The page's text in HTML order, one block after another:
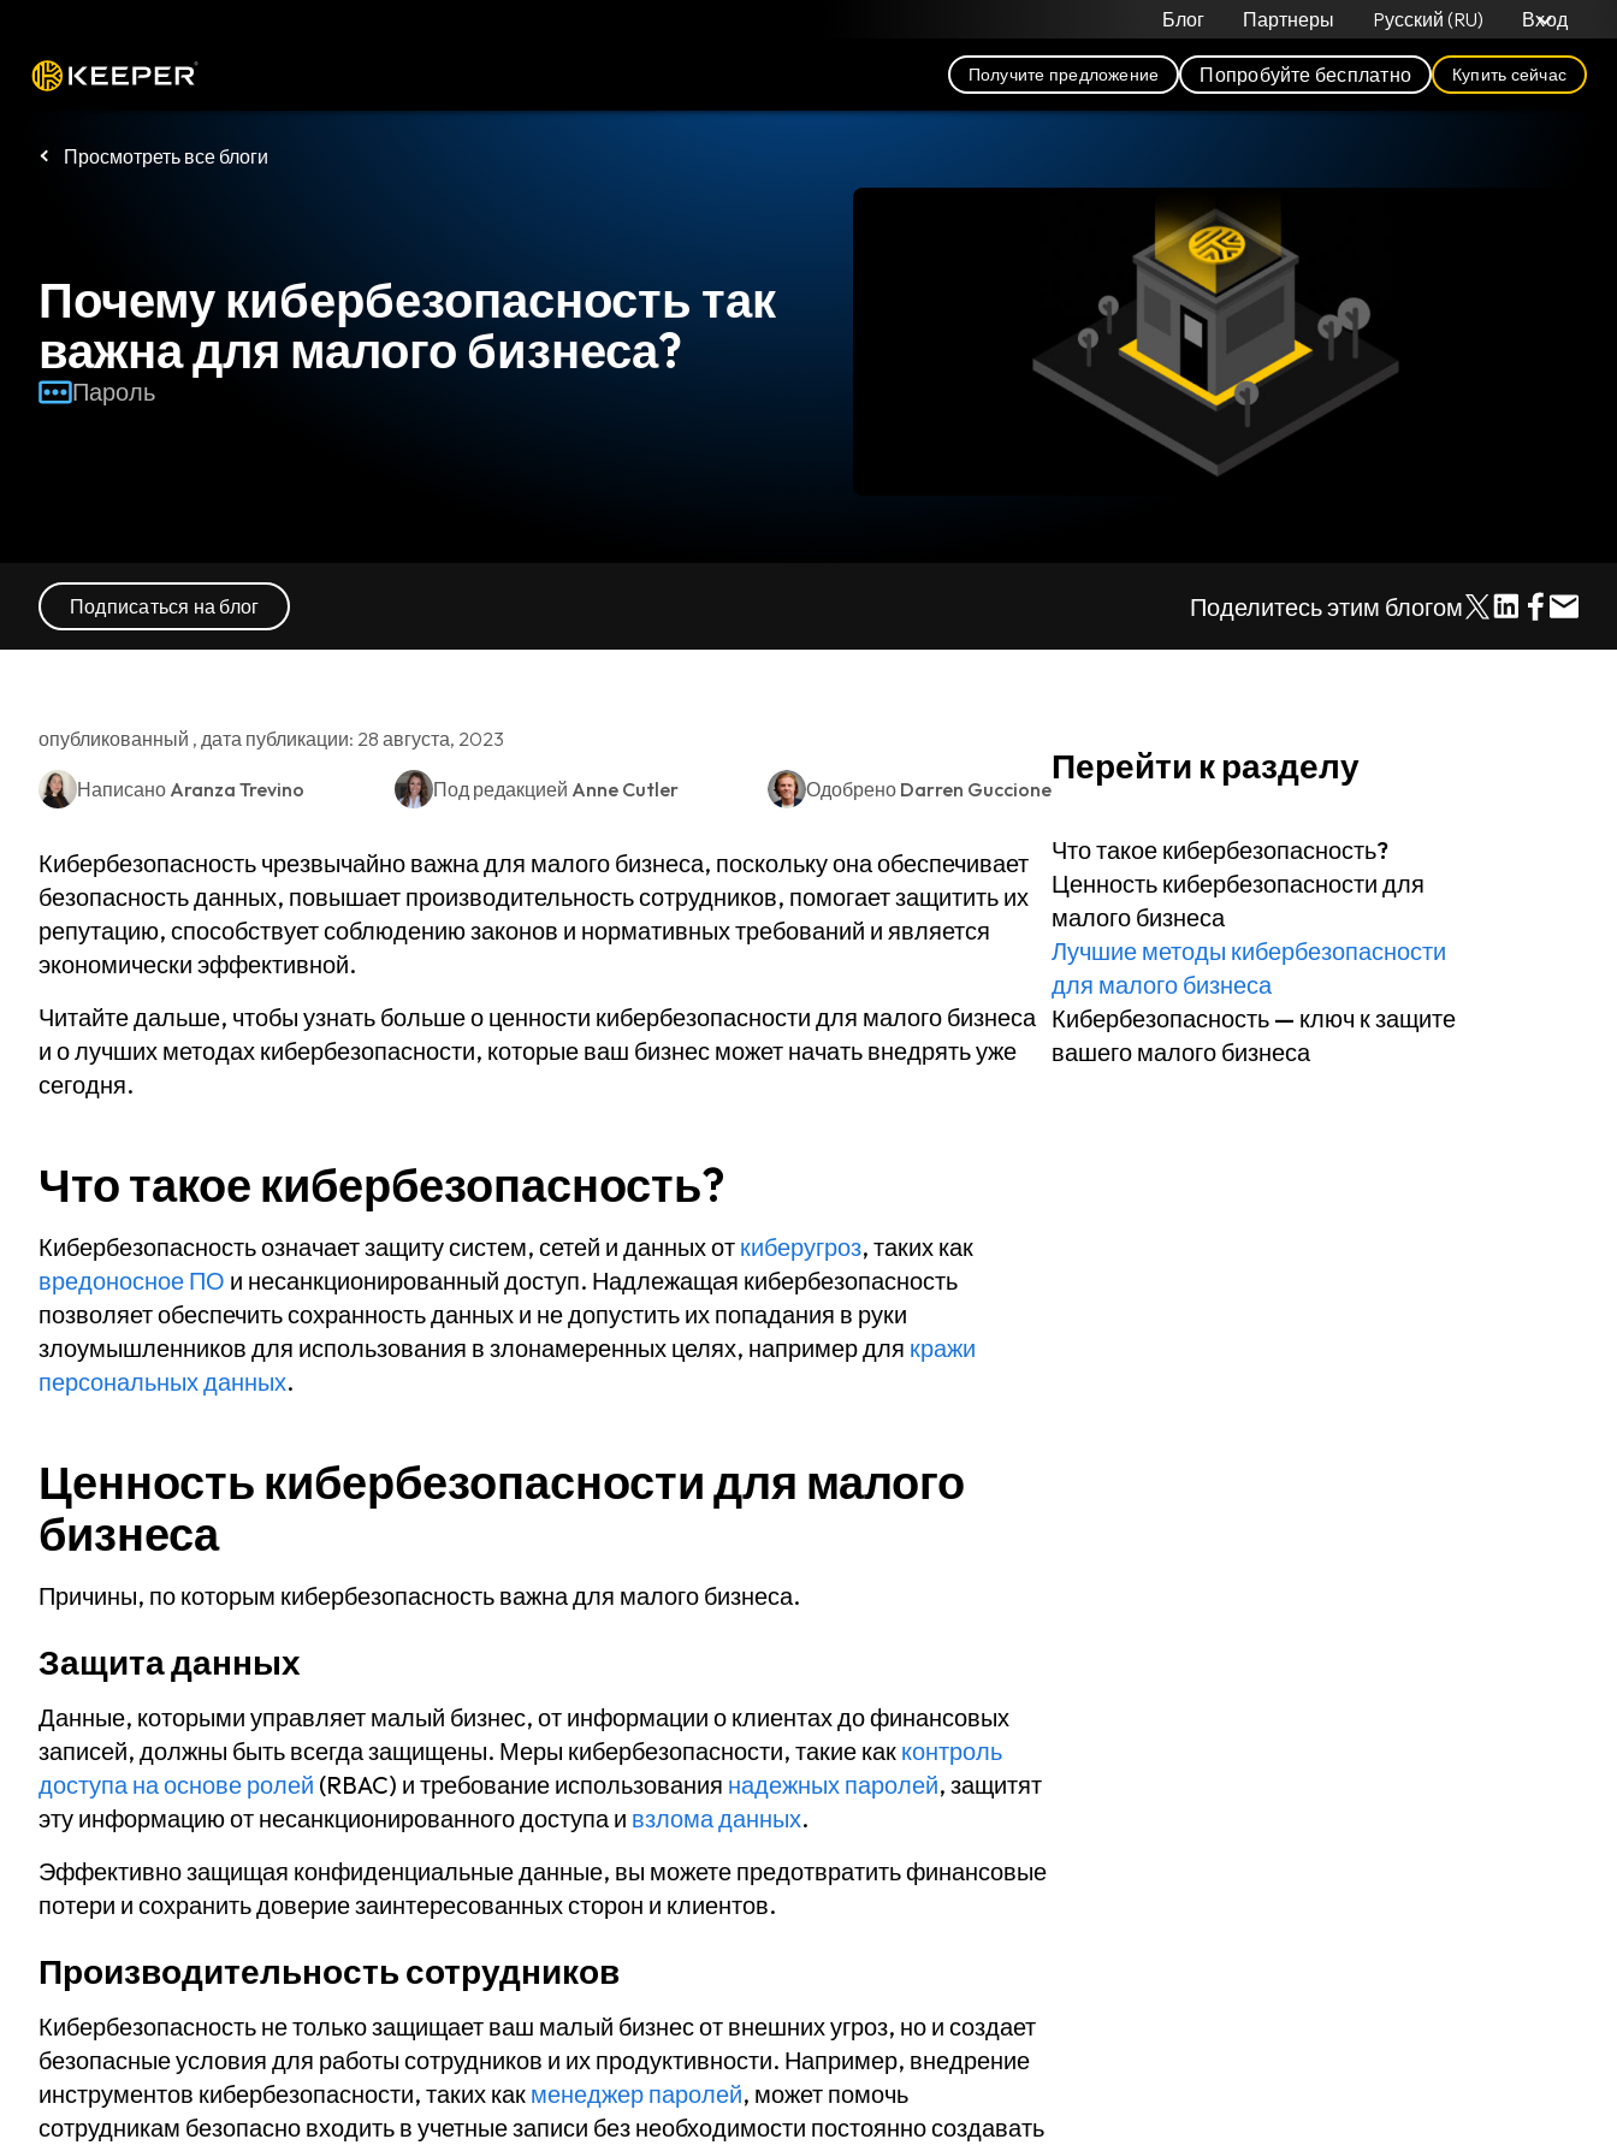
Блог Партнеры Pусский (RU) Вход
Получите предложение Попробуйте бесплатно Купить сейчас
Просмотреть все блоги
Почему кибербезопасность так
важна для малого бизнеса?
Пароль
Подписаться на блог Поделитесь этим блогом
опубликованный , дата публикации: 28 августа, 2023
Написано Aranza Trevino Под редакцией Anne Cutler Одобрено Darren Guccione
Кибербезопасность чрезвычайно важна для малого бизнеса, поскольку она обеспечивает
безопасность данных, повышает производительность сотрудников, помогает защитить их
репутацию, способствует соблюдению законов и нормативных требований и является
экономически эффективной.
Читайте дальше, чтобы узнать больше о ценности кибербезопасности для малого бизнеса
и о лучших методах кибербезопасности, которые ваш бизнес может начать внедрять уже
сегодня.
Что такое кибербезопасность?
Кибербезопасность означает защиту систем, сетей и данных от киберугроз, таких как
вредоносное ПО и несанкционированный доступ. Надлежащая кибербезопасность
позволяет обеспечить сохранность данных и не допустить их попадания в руки
злоумышленников для использования в злонамеренных целях, например для кражи
персональных данных.
Ценность кибербезопасности для малого
бизнеса
Причины, по которым кибербезопасность важна для малого бизнеса.
Защита данных
Данные, которыми управляет малый бизнес, от информации о клиентах до финансовых
записей, должны быть всегда защищены. Меры кибербезопасности, такие как контроль
доступа на основе ролей (RBAC) и требование использования надежных паролей, защитят
эту информацию от несанкционированного доступа и взлома данных.
Эффективно защищая конфиденциальные данные, вы можете предотвратить финансовые
потери и сохранить доверие заинтересованных сторон и клиентов.
Производительность сотрудников
Кибербезопасность не только защищает ваш малый бизнес от внешних угроз, но и создает
безопасные условия для работы сотрудников и их продуктивности. Например, внедрение
инструментов кибербезопасности, таких как менеджер паролей, может помочь
сотрудникам безопасно входить в учетные записи без необходимости постоянно создавать
Перейти к разделу
Что такое кибербезопасность?
Ценность кибербезопасности для
малого бизнеса
Лучшие методы кибербезопасности
для малого бизнеса
Кибербезопасность — ключ к защите
вашего малого бизнеса